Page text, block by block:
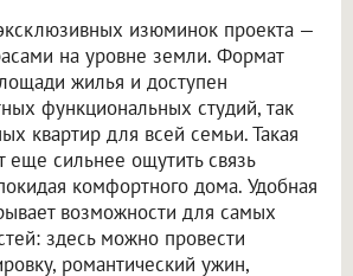
изюминок проекта —
на уровне земли. Формат
жилья и доступен
функциональных студий, так
квартир для всей семьи. Такая
еще сильнее ощутить связь
комфортного дома. Удобная
возможности для самых
здесь можно провести
романтический ужин,